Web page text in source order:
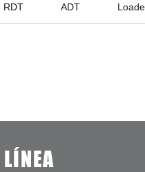
RDT ADT